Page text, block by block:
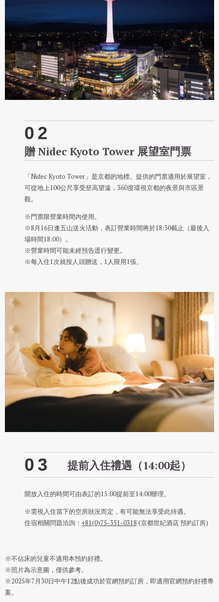
02
贈 Nidec Kyoto Tower 展望室門票
「Nidec Kyoto Tower」是京都的地標。提供的門票適用於展望室，
可從地上100公尺享受登高望遠，360度環視京都的夜景與市區景
觀。
※門票限營業時間內使用。
※8月16日逢五山送火活動，表訂營業時間將於18:30截止（最後入
場時間18:00）。
※營業時間可能未經預告逕行變更。
※每入住1次就按人頭贈送，1人限用1張。
03 提前入住禮遇（14:00起）
開放入住的時間可由表訂的15:00提前至14:00辦理。
※需視入住當下的空房狀況而定，有可能無法享受此待遇。
住宿相關問題洽詢： +81(0)75-351-0318 (京都世紀酒店 預約訂房)
※不佔床的兒童不適用本預約好禮。
※照片為示意圖，僅供參考。
※2025年7月30日中午12點後成功於官網預約訂房，即適用官網預約好禮專
案。